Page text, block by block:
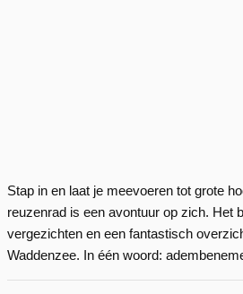
Stap in en laat je meevoeren tot grote
reuzenrad is een avontuur op zich. Het
vergezichten en een fantastisch
Waddenzee. In één woord: